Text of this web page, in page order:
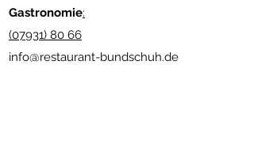
Gastronomie:
(07931) 80 66
info@restaurant-bundschuh.de